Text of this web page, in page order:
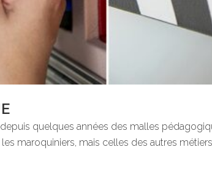
quelques années des malles
maroquiniers, mais celles des autres